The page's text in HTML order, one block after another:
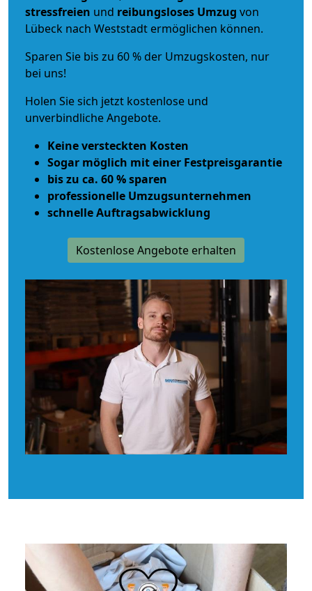
stressfreien und reibungsloses Umzug von
Lübeck nach Weststadt ermöglichen können.
Sparen Sie bis zu 60 % der Umzugskosten, nur
bei uns!
Holen Sie sich jetzt kostenlose und
unverbindliche Angebote.
Keine versteckten Kosten
Sogar möglich mit einer Festpreisgarantie
bis zu ca. 60 % sparen
professionelle Umzugsunternehmen
schnelle Auftragsabwicklung
Kostenlose Angebote erhalten